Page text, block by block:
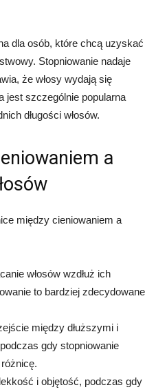
dla osób, które chcą uzyskać
Stopniowanie nadaje
że włosy wydają się
jest szczególnie popularna
długości włosów.
a
między cieniowaniem a
włosów wzdłuż ich
to bardziej zdecydowane
między dłuższymi i
gdy stopniowanie
i objętość, podczas gdy